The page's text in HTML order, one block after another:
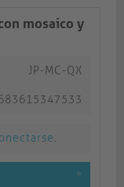
mosaico y
JP-MC-QX
.
*